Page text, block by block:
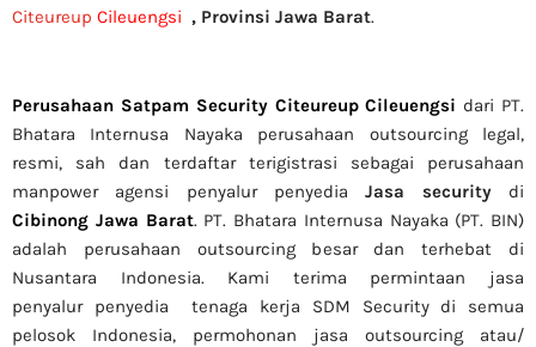
Citeureup Cileuengsi , Provinsi Jawa Barat.
Perusahaan Satpam Security Citeureup Cileuengsi dari PT.
Bhatara Internusa Nayaka perusahaan outsourcing legal,
resmi, sah dan terdaftar terigistrasi sebagai perusahaan
manpower agensi penyalur penyediaJasa securitydi
Cibinong Jawa Barat. PT. Bhatara Internusa Nayaka (PT. BIN)
adalah perusahaan outsourcing besar dan terhebat di
Nusantara Indonesia. Kami terima permintaan jasa
penyalur penyedia tenaga kerja SDM Security di semua
pelosok Indonesia, permohonan jasa outsourcing atau/